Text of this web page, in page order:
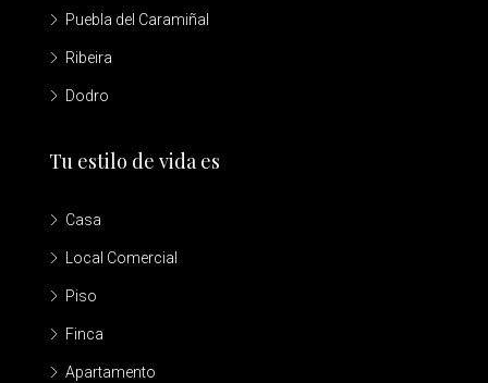
Puebla del Caramiñal
Ribeira
Dodro
Tu estilo de vida es
Casa
Local Comercial
Piso
Finca
Apartamento